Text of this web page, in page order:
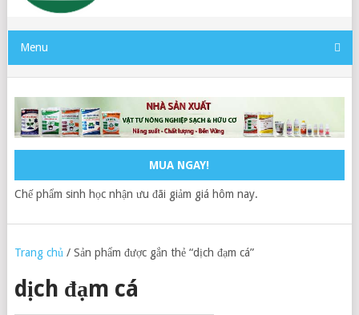
Menu
MUA NGAY!
Chế phẩm sinh học nhận ưu đãi giảm giá hôm nay.
Trang chủ / Sản phẩm được gắn thẻ “dịch đạm cá”
dịch đạm cá